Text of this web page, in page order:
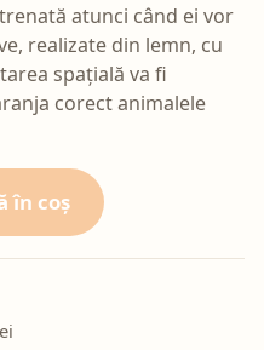
atunci când ei vor
realizate din lemn, cu
spațială va fi
corect animalele
în coș